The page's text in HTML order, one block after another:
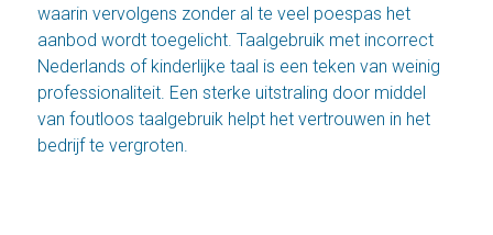
waarin vervolgens zonder al te veel poespas het
aanbod wordt toegelicht. Taalgebruik met incorrect
Nederlands of kinderlijke taal is een teken van weinig
professionaliteit. Een sterke uitstraling door middel
van foutloos taalgebruik helpt het vertrouwen in het
bedrijf te vergroten.